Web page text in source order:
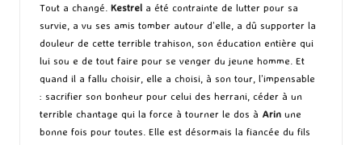
Tout a changé. Kestrel a été contrainte de lutter pour sa
survie, a vu ses amis tomber autour d’elle, a dû supporter la
douleur de cette terrible trahison, son éducation entière qui
lui sou e de tout faire pour se venger du jeune homme. Et
quand il a fallu choisir, elle a choisi, à son tour, l’impensable
: sacrifier son bonheur pour celui des herrani, céder à un
terrible chantage qui la force à tourner le dos à Arin une
bonne fois pour toutes. Elle est désormais la fiancée du fils